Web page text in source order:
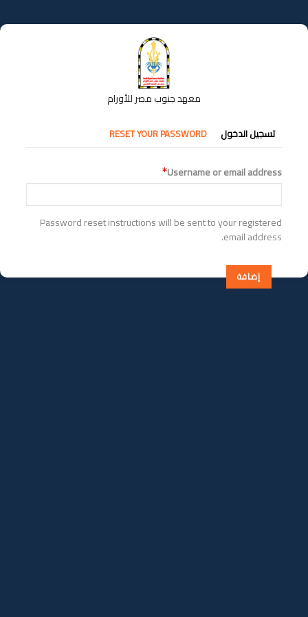
إلى
المحتوى
معهد جنوب مصر للأورام
التبويبات
الأساسية
تسجيل الدخول RESET YOUR PASSWORD
Username or email address
Password reset instructions will be sent to your registered
email address.